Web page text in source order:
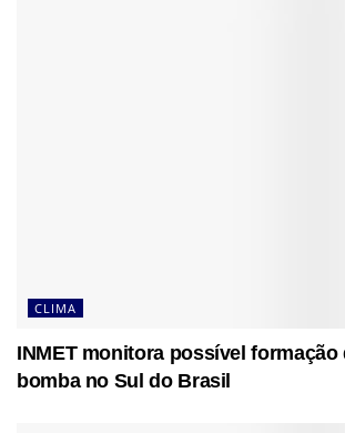
CLIMA
INMET monitora possível formação
bomba no Sul do Brasil